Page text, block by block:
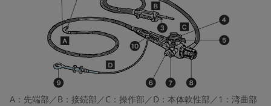
A：先端部／B：接続部／C：操作部／D：本体軟性部／1：湾曲部